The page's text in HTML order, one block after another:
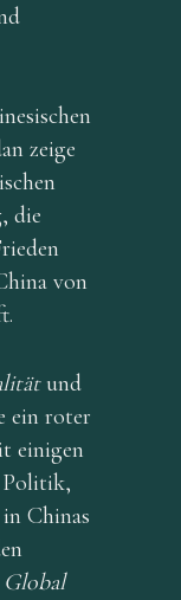
zeige
die
von
und
ein roter
einigen
Politik,
Chinas